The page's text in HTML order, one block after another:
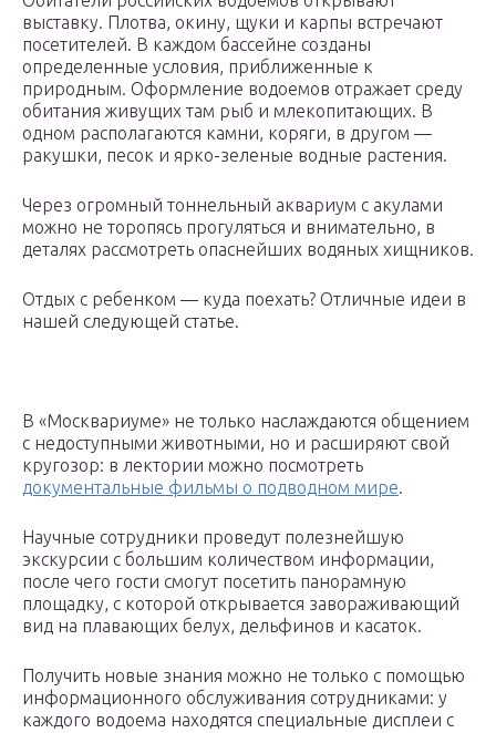
выставку. Плотва, окину, щуки и карпы встречают
посетителей. В каждом бассейне созданы
определенные условия, приближенные к
природным. Оформление водоемов отражает среду
обитания живущих там рыб и млекопитающих. В
одном располагаются камни, коряги, в другом —
ракушки, песок и ярко-зеленые водные растения.
Через огромный тоннельный аквариум с акулами
можно не торопясь прогуляться и внимательно, в
деталях рассмотреть опаснейших водяных хищников.
Отдых с ребенком — куда поехать? Отличные идеи в
нашей следующей статье.
В «Москвариуме» не только наслаждаются общением
с недоступными животными, но и расширяют свой
кругозор: в лектории можно посмотреть
документальные фильмы о подводном мире.
Научные сотрудники проведут полезнейшую
экскурсии с большим количеством информации,
после чего гости смогут посетить панорамную
площадку, с которой открывается завораживающий
вид на плавающих белух, дельфинов и касаток.
Получить новые знания можно не только с помощью
информационного обслуживания сотрудниками: у
каждого водоема находятся специальные дисплеи с